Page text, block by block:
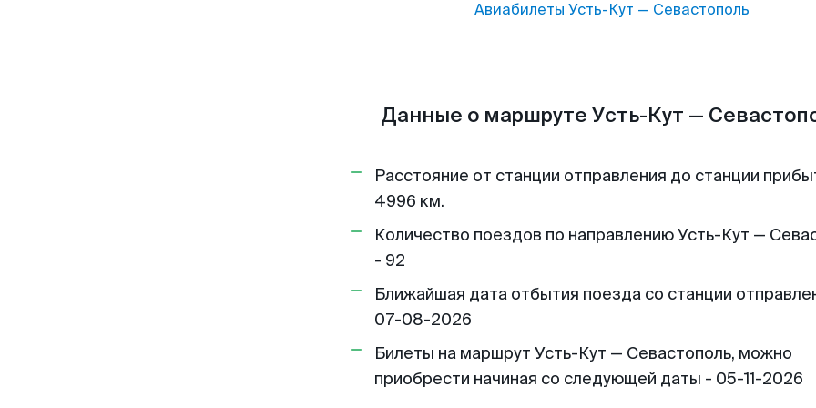
Авиабилеты Усть-Кут — Севастополь
Данные о маршруте Усть-Кут —
Расстояние от станции отправления до станции
4996 км.
Количество поездов по направлению Усть-Кут —
- 92
Ближайшая дата отбытия поезда со станции
07-08-2026
Билеты на маршрут Усть-Кут — Севастополь, можно
приобрести начиная со следующей даты - 05-11-2026